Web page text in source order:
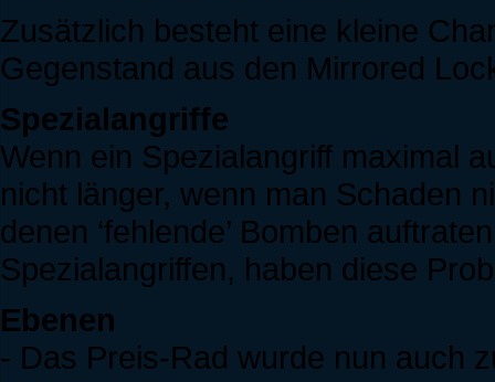
Zusätzlich besteht eine kleine
Gegenstand aus den Mirrored
Spezialangriffe
Wenn ein Spezialangriff maximal
nicht länger, wenn man Schaden
denen ‘fehlende’ Bomben
Spezialangriffen, haben diese
Ebenen
- Das Preis-Rad wurde nun auch